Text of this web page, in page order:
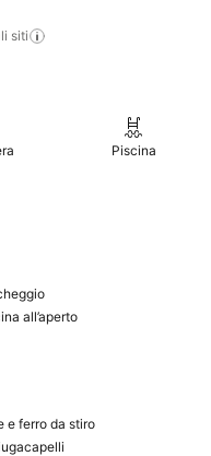
siti
Piscina
all’aperto
e ferro da stiro